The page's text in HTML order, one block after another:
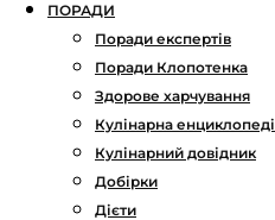
ПОРАДИ
Поради експертів
Поради Клопотенка
Здорове харчування
Кулінарна
Кулінарний довідник
Добірки
Дієти